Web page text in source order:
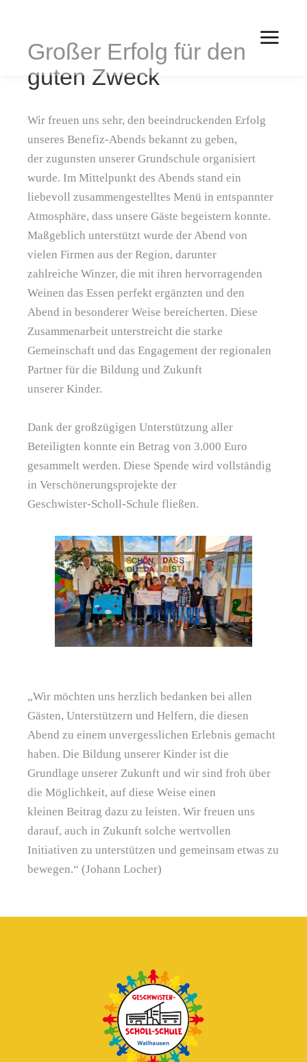
Großer Erfolg für den
guten Zweck
Wir freuen uns sehr, den beeindruckenden Erfolg
unseres Benefiz-Abends bekannt zu geben,
der zugunsten unserer Grundschule organisiert
wurde. Im Mittelpunkt des Abends stand ein
liebevoll zusammengestelltes Menü in entspannter
Atmosphäre, dass unsere Gäste begeistern konnte.
Maßgeblich unterstützt wurde der Abend von
vielen Firmen aus der Region, darunter
zahlreiche Winzer, die mit ihren hervorragenden
Weinen das Essen perfekt ergänzten und den
Abend in besonderer Weise bereicherten. Diese
Zusammenarbeit unterstreicht die starke
Gemeinschaft und das Engagement der regionalen
Partner für die Bildung und Zukunft
unserer Kinder.
Dank der großzügigen Unterstützung aller
Beteiligten konnte ein Betrag von 3.000 Euro
gesammelt werden. Diese Spende wird vollständig
in Verschönerungsprojekte der
Geschwister-Scholl-Schule fließen.
„Wir möchten uns herzlich bedanken bei allen
Gästen, Unterstützern und Helfern, die diesen
Abend zu einem unvergesslichen Erlebnis gemacht
haben. Die Bildung unserer Kinder ist die
Grundlage unserer Zukunft und wir sind froh über
die Möglichkeit, auf diese Weise einen
kleinen Beitrag dazu zu leisten. Wir freuen uns
darauf, auch in Zukunft solche wertvollen
Initiativen zu unterstützen und gemeinsam etwas zu
bewegen.“ (Johann Locher)